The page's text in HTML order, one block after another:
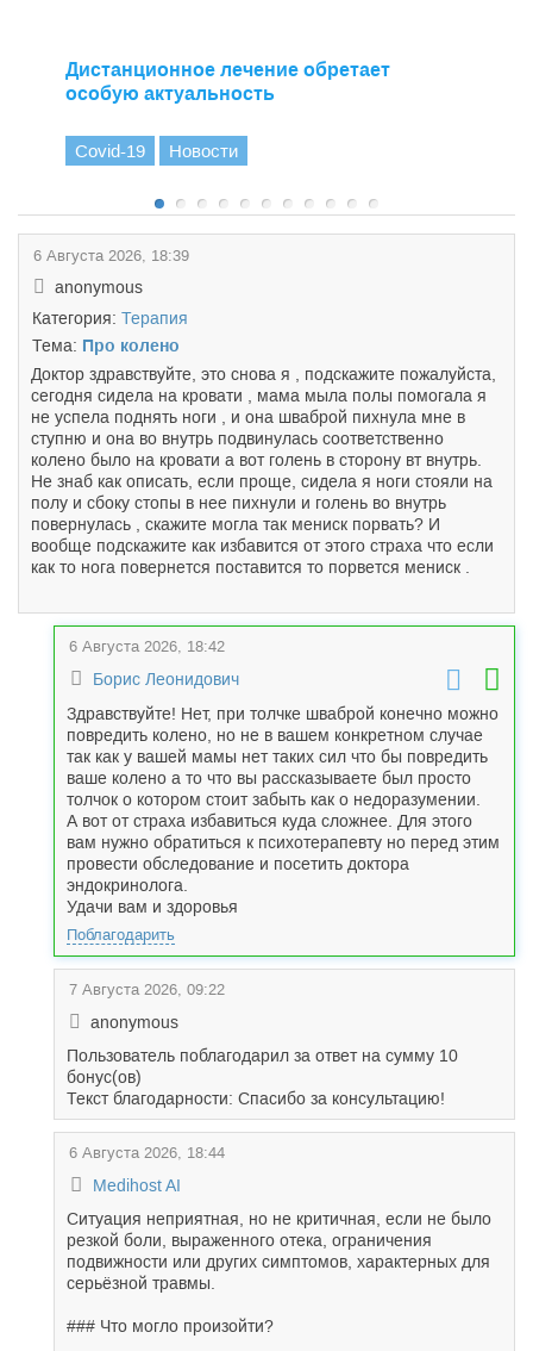
Дистанционное лечение обретает
особую актуальность
Covid-19 Новости
6 Августа 2026, 18:39
anonymous
Категория: Терапия
Тема: Про колено
Доктор здравствуйте, это снова я , подскажите пожалуйста,
сегодня сидела на кровати , мама мыла полы помогала я
не успела поднять ноги , и она шваброй пихнула мне в
ступню и она во внутрь подвинулась соответственно
колено было на кровати а вот голень в сторону вт внутрь.
Не знаб как описать, если проще, сидела я ноги стояли на
полу и сбоку стопы в нее пихнули и голень во внутрь
повернулась , скажите могла так мениск порвать? И
вообще подскажите как избавится от этого страха что если
как то нога повернется поставится то порвется мениск .
6 Августа 2026, 18:42
Борис Леонидович
Здравствуйте! Нет, при толчке шваброй конечно можно
повредить колено, но не в вашем конкретном случае
так как у вашей мамы нет таких сил что бы повредить
ваше колено а то что вы рассказываете был просто
толчок о котором стоит забыть как о недоразумении.
А вот от страха избавиться куда сложнее. Для этого
вам нужно обратиться к психотерапевту но перед этим
провести обследование и посетить доктора
эндокринолога.
Удачи вам и здоровья
Поблагодарить
7 Августа 2026, 09:22
anonymous
Пользователь поблагодарил за ответ на сумму 10
бонус(ов)
Текст благодарности: Спасибо за консультацию!
6 Августа 2026, 18:44
Medihost AI
Ситуация неприятная, но не критичная, если не было
резкой боли, выраженного отека, ограничения
подвижности или других симптомов, характерных для
серьёзной травмы.
### Что могло произойти?